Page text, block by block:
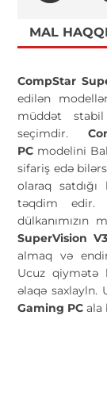
MAL
CompStar
edilən
müddət
seçimdir.
PC modelini
sifariş edə
olaraq
təqdim edir.
dülkanımızın
SuperVision
almaq və
Ucuz qiymətə
əlaqə saxlayln.
Gaming PC ala